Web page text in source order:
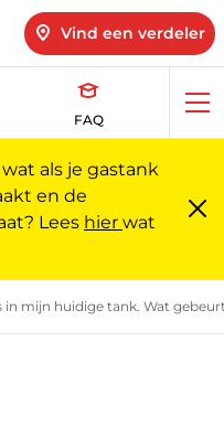
Vind een verdeler
FAQ
als je gastank
en de
Lees hier wat
mijn huidige tank. Wat